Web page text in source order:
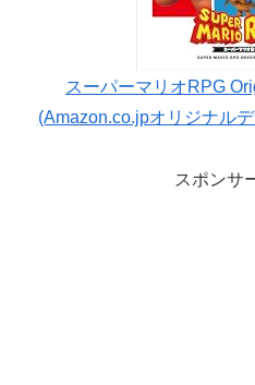
スーパーマリオRPG
(Amazon.co.jpオリジナル
スポンサ